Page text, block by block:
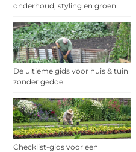
onderhoud, styling en groen
De ultieme gids voor huis & tuin
zonder gedoe
Checklist-gids voor een